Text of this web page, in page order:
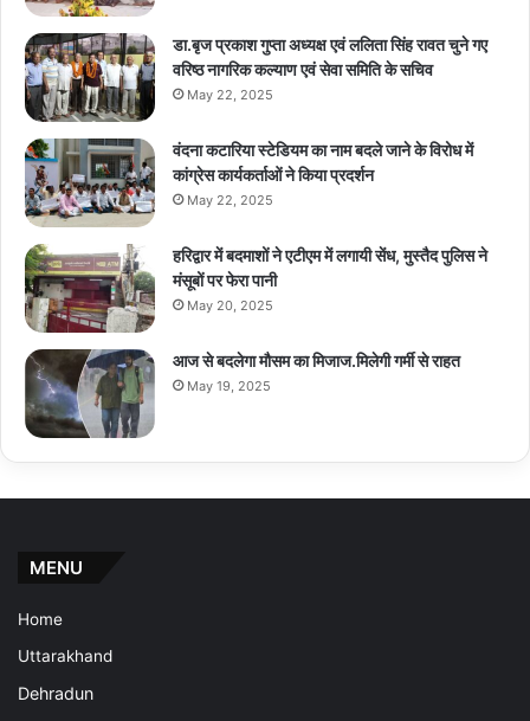
डा.बृज प्रकाश गुप्ता अध्यक्ष एवं ललिता सिंह रावत चुने गए
वरिष्ठ नागरिक कल्याण एवं सेवा समिति के सचिव
May 22, 2025
वंदना कटारिया स्टेडियम का नाम बदले जाने के विरोध में
कांग्रेस कार्यकर्ताओं ने किया प्रदर्शन
May 22, 2025
हरिद्वार में बदमाशों ने एटीएम में लगायी सेंध, मुस्तैद पुलिस ने
मंसूबों पर फेरा पानी
May 20, 2025
आज से बदलेगा मौसम का मिजाज.मिलेगी गर्मी से राहत
May 19, 2025
MENU
Home
Uttarakhand
Dehradun